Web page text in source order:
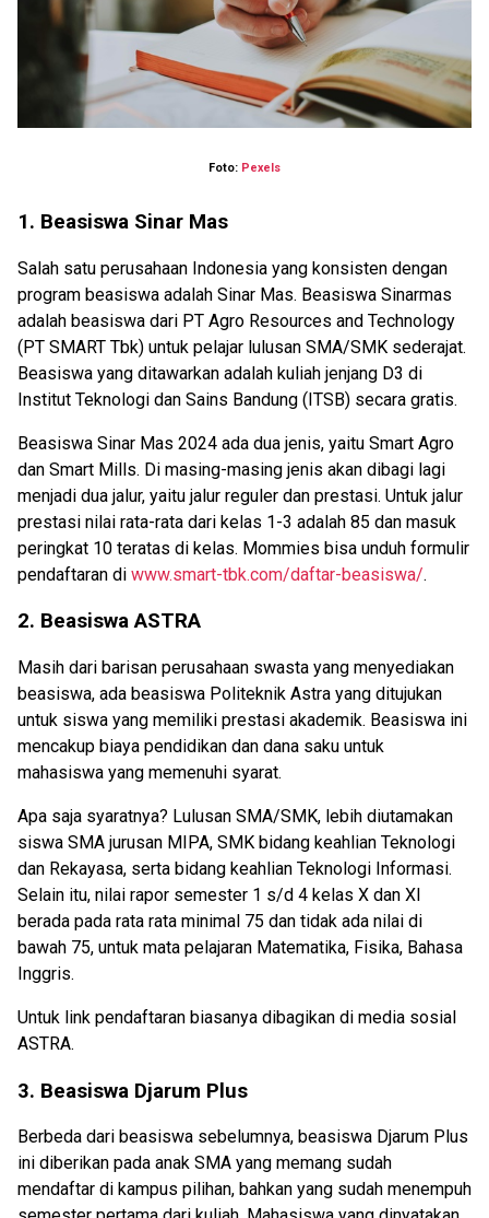
Foto: Pexels
1. Beasiswa Sinar Mas
Salah satu perusahaan Indonesia yang konsisten dengan
program beasiswa adalah Sinar Mas. Beasiswa Sinarmas
adalah beasiswa dari PT Agro Resources and Technology
(PT SMART Tbk) untuk pelajar lulusan SMA/SMK sederajat.
Beasiswa yang ditawarkan adalah kuliah jenjang D3 di
Institut Teknologi dan Sains Bandung (ITSB) secara gratis.
Beasiswa Sinar Mas 2024 ada dua jenis, yaitu Smart Agro
dan Smart Mills. Di masing-masing jenis akan dibagi lagi
menjadi dua jalur, yaitu jalur reguler dan prestasi. Untuk jalur
prestasi nilai rata-rata dari kelas 1-3 adalah 85 dan masuk
peringkat 10 teratas di kelas. Mommies bisa unduh formulir
pendaftaran di www.smart-tbk.com/daftar-beasiswa/.
2. Beasiswa ASTRA
Masih dari barisan perusahaan swasta yang menyediakan
beasiswa, ada beasiswa Politeknik Astra yang ditujukan
untuk siswa yang memiliki prestasi akademik. Beasiswa ini
mencakup biaya pendidikan dan dana saku untuk
mahasiswa yang memenuhi syarat.
Apa saja syaratnya? Lulusan SMA/SMK, lebih diutamakan
siswa SMA jurusan MIPA, SMK bidang keahlian Teknologi
dan Rekayasa, serta bidang keahlian Teknologi Informasi.
Selain itu, nilai rapor semester 1 s/d 4 kelas X dan Xl
berada pada rata rata minimal 75 dan tidak ada nilai di
bawah 75, untuk mata pelajaran Matematika, Fisika, Bahasa
Inggris.
Untuk link pendaftaran biasanya dibagikan di media sosial
ASTRA.
3. Beasiswa Djarum Plus
Berbeda dari beasiswa sebelumnya, beasiswa Djarum Plus
ini diberikan pada anak SMA yang memang sudah
mendaftar di kampus pilihan, bahkan yang sudah menempuh